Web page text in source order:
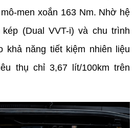
men xoắn 163 Nm. Nhờ hệ
(Dual VVT-i) và chu trình
khả năng tiết kiệm nhiên liệu
thụ chỉ 3,67 lít/100km trên